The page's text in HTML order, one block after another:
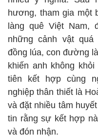
hương, tham gia một
làng quê Việt Nam,
những cảnh vật
đồng lúa, con đường
khiến anh không
tiên kết hợp cùng
nghiệp thân thiết là
và đặt nhiều tâm
tin rằng sự kết hợp
và đón nhận.